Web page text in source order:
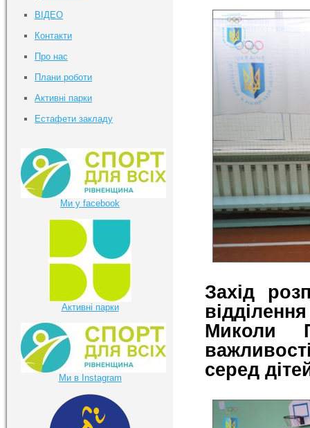
Захід
Миколи
серед
ВІДЕО
Контакти
Про нас
Плани роботи
Активні парки
Естафети закладу
Ми у facebook
Активні парки
Ми в Instagram